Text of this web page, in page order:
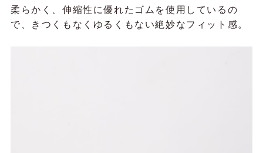
柔らかく、伸縮性に優れたゴムを使用しているの
で、きつくもなくゆるくもない絶妙なフィット感。